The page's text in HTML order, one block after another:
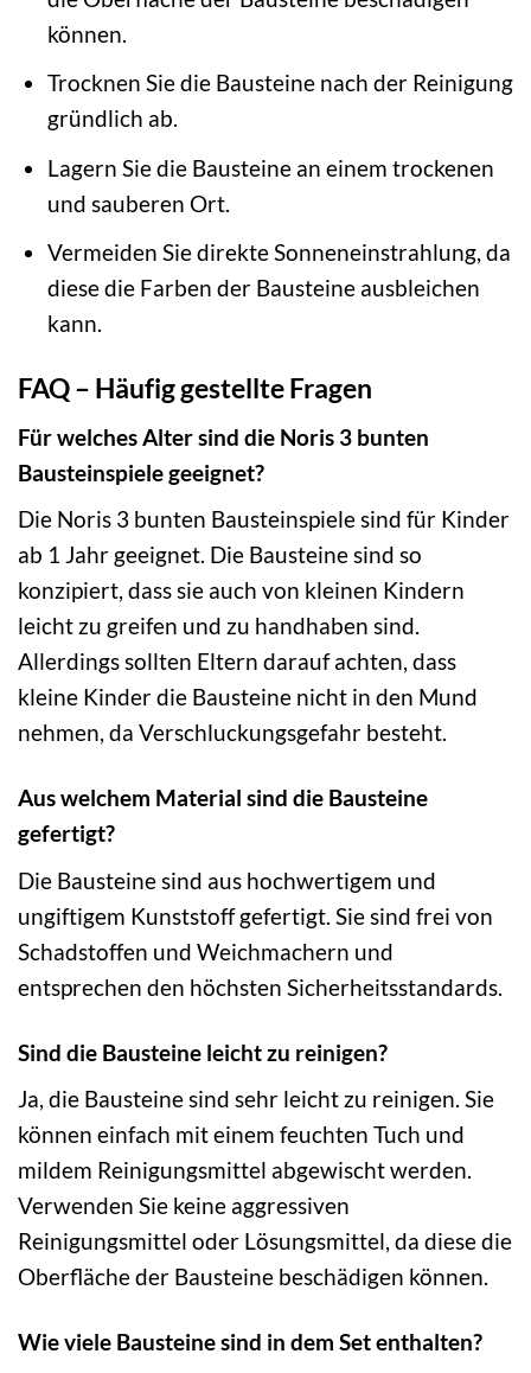
können.
Trocknen Sie die Bausteine nach der Reinigung
gründlich ab.
Lagern Sie die Bausteine an einem trockenen
und sauberen Ort.
Vermeiden Sie direkte Sonneneinstrahlung, da
diese die Farben der Bausteine ausbleichen
kann.
FAQ – Häufig gestellte Fragen
Für welches Alter sind die Noris 3 bunten
Bausteinspiele geeignet?
Die Noris 3 bunten Bausteinspiele sind für Kinder
ab 1 Jahr geeignet. Die Bausteine sind so
konzipiert, dass sie auch von kleinen Kindern
leicht zu greifen und zu handhaben sind.
Allerdings sollten Eltern darauf achten, dass
kleine Kinder die Bausteine nicht in den Mund
nehmen, da Verschluckungsgefahr besteht.
Aus welchem Material sind die Bausteine
gefertigt?
Die Bausteine sind aus hochwertigem und
ungiftigem Kunststoff gefertigt. Sie sind frei von
Schadstoffen und Weichmachern und
entsprechen den höchsten Sicherheitsstandards.
Sind die Bausteine leicht zu reinigen?
Ja, die Bausteine sind sehr leicht zu reinigen. Sie
können einfach mit einem feuchten Tuch und
mildem Reinigungsmittel abgewischt werden.
Verwenden Sie keine aggressiven
Reinigungsmittel oder Lösungsmittel, da diese die
Oberfläche der Bausteine beschädigen können.
Wie viele Bausteine sind in dem Set enthalten?